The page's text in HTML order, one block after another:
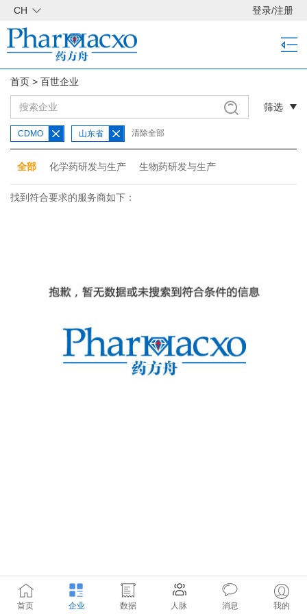
CH 登录/注册
首页 > 百世企业
筛选
CDMO 山东省 清除全部
全部 化学药研发与生产 生物药研发与生产
找到符合要求的服务商如下：
首页 企业 数据 人脉 消息 我的